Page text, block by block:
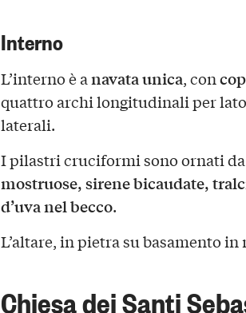
Interno
L’interno è anavata unica, con
quattro archi longitudinali per
laterali.
I pilastri cruciformi sono ornati da
mostruose, sirene bicaudate,
d’uva nel becco.
L’altare, in pietra su basamento
Chiesa dei Santi